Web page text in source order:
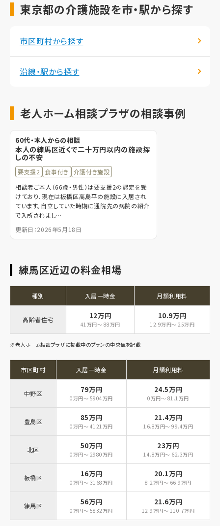
東京都の介護施設を市・駅から探す
市区町村から探す
沿線・駅から探す
老人ホーム相談プラザの相談事例
60代・本人からの相談
本人の練馬区近くで二十万円以内の施設探
しの不安
要支援2 食事付き
介護付き施設
相談者ご本人（66歳・男性）は要支援2の認定を受
けており、現在は板橋区高島平の施設に入居され
ています。自立していた時期に通院先の病院の紹介
で入所されまし…
更新日：2026年5月18日
練馬区近辺の料金相場
種別 入居一時金 月額利用料
高齢者住宅 12万円
41万円～ 88万円
10.9万円
12.9万円～ 25万円
※老人ホーム相談プラザに掲載中のプランの中央値を記載
市区町村 入居一時金 月額利用料
中野区 79万円
0万円～ 5904万円
24.5万円
0万円～ 81.1万円
豊島区 85万円
0万円～ 4121万円
21.4万円
16.8万円～ 99.4万円
北区 50万円
0万円～ 2980万円
23万円
14.8万円～ 62.3万円
板橋区 16万円
0万円～ 3168万円
20.1万円
8.2万円～ 66.9万円
練馬区 56万円
0万円～ 5832万円
21.6万円
12.9万円～ 110.7万円